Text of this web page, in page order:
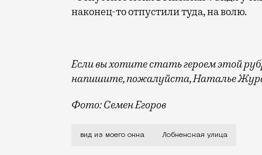
наконец-то отпустили туда, на волю.
Если вы хотите стать героем этой
напишите, пожалуйста, Наталье
Фото: Семен Егоров
Не все виды из наших окон мы
вид из моего окна Лобненская улица